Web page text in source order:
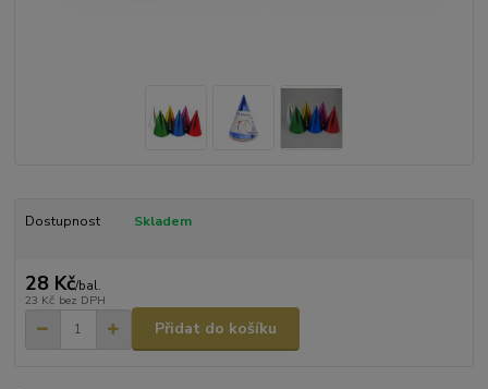
Dostupnost Skladem
28 Kč/bal.
23 Kč bez DPH
Přidat do košíku